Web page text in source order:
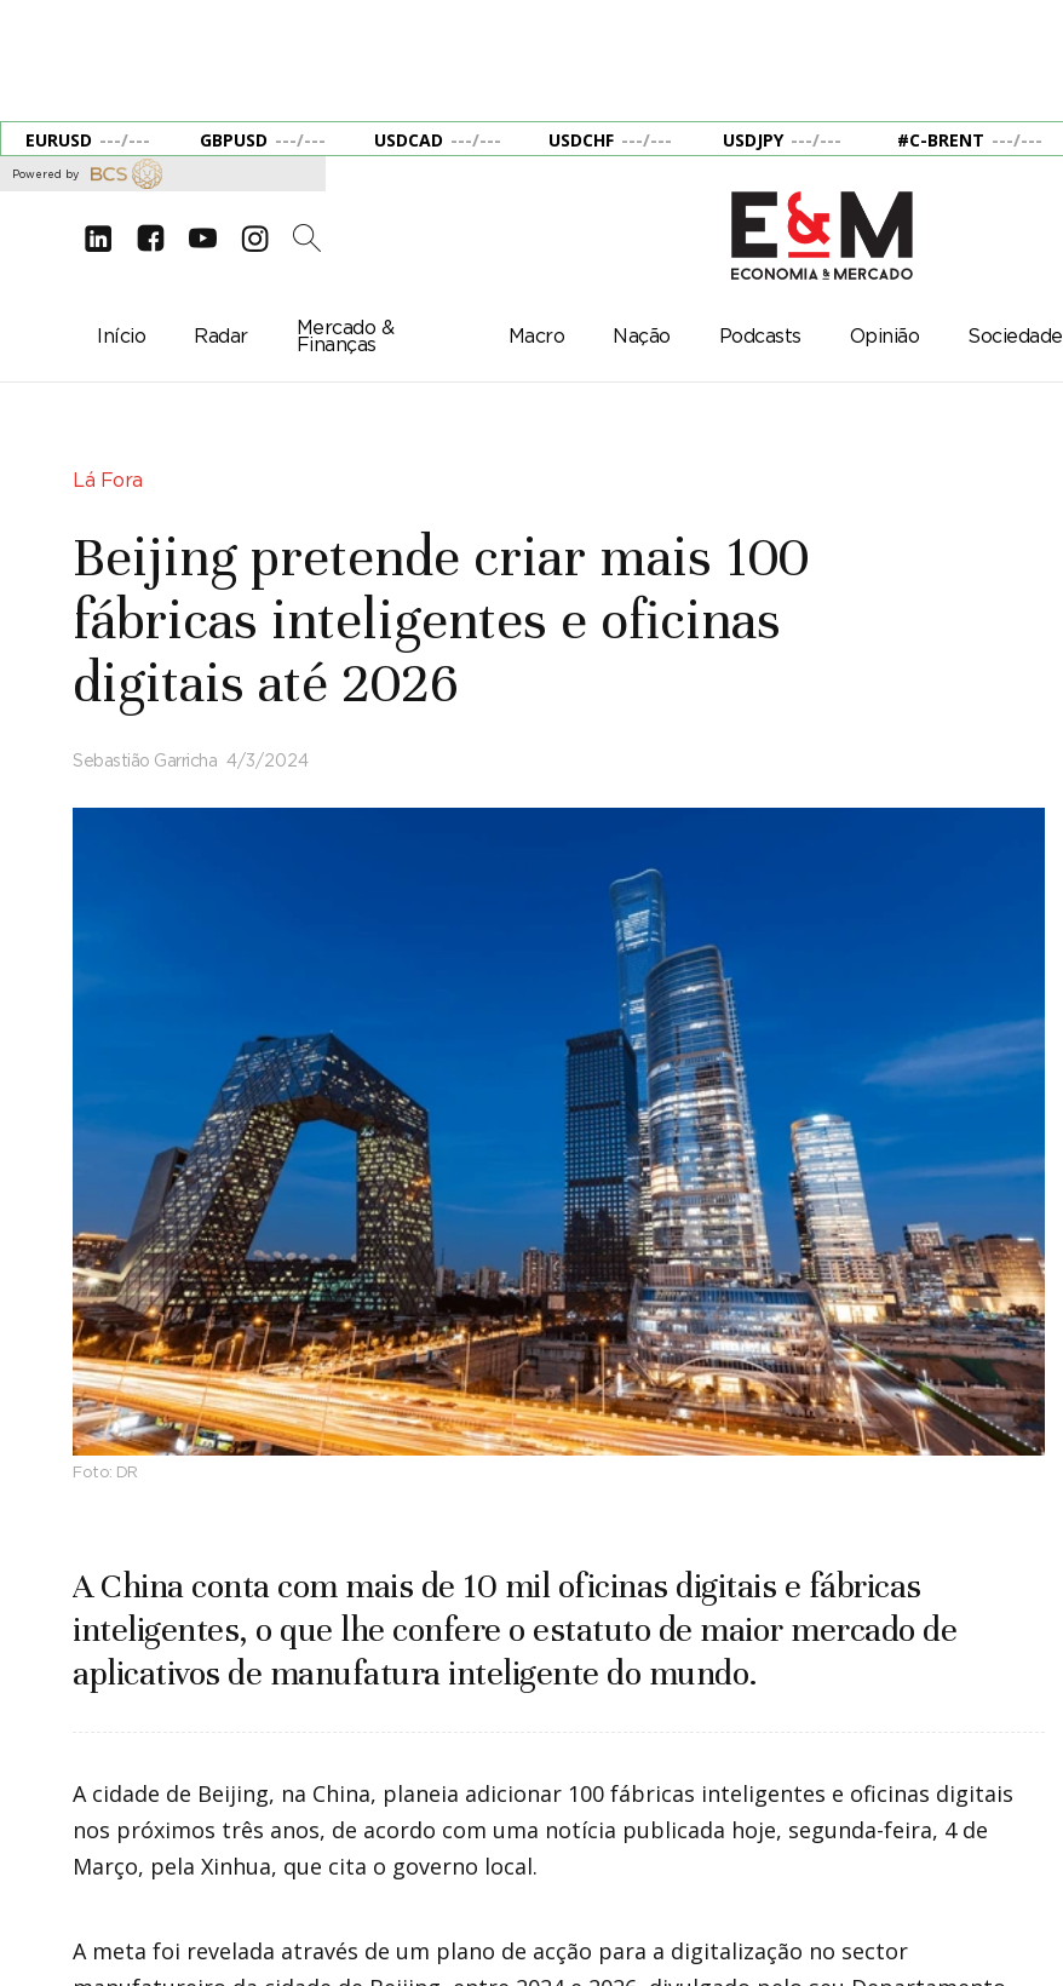
EURUSD ---/--- GBPUSD ---/--- USDCAD ---/--- USDCHF ---/--- USDJPY ---/--- #C-BRENT ---/---
Powered by
d e g c 2
Início Radar
Mercado &
Finanças
Macro Nação Podcasts Opinião Sociedade
Lá Fora
Beijing pretende criar mais 100
fábricas inteligentes e oficinas
digitais até 2026
Sebastião Garricha 4/3/2024
Foto: DR
A China conta com mais de 10 mil oficinas digitais e fábricas
inteligentes, o que lhe confere o estatuto de maior mercado de
aplicativos de manufatura inteligente do mundo.
A cidade de Beijing, na China, planeia adicionar 100 fábricas inteligentes e oficinas digitais
nos próximos três anos, de acordo com uma notícia publicada hoje, segunda-feira, 4 de
Março, pela Xinhua, que cita o governo local.
A meta foi revelada através de um plano de acção para a digitalização no sector